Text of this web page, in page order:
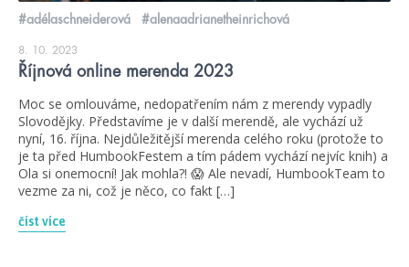
#adélaschneiderová #alenaadrianetheinrichová
8. 10. 2023
Říjnová online merenda 2023
Moc se omlouváme, nedopatřením nám z merendy vypadly
Slovodějky. Představíme je v další merendě, ale vychází už
nyní, 16. října. Nejdůležitější merenda celého roku (protože to
je ta před HumbookFestem a tím pádem vychází nejvíc knih) a
Ola si onemocní! Jak mohla?! 😱 Ale nevadí, HumbookTeam to
vezme za ni, což je něco, co fakt […]
číst více